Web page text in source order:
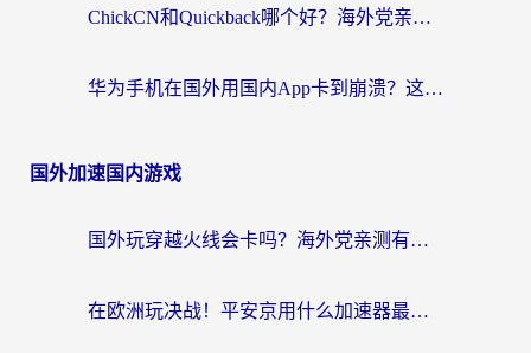
ChickCN和Quickback哪个好？海外党亲测回国加速器，轻松解锁国内资源（附避坑指南）
华为手机在国外用国内App卡到崩溃？这篇加速器指南帮你无缝刷剧打游戏
国外加速国内游戏
国外玩穿越火线会卡吗？海外党亲测有效的国服游戏加速指南
在欧洲玩决战！平安京用什么加速器最好用？2026实测有效的国服游戏加速指南